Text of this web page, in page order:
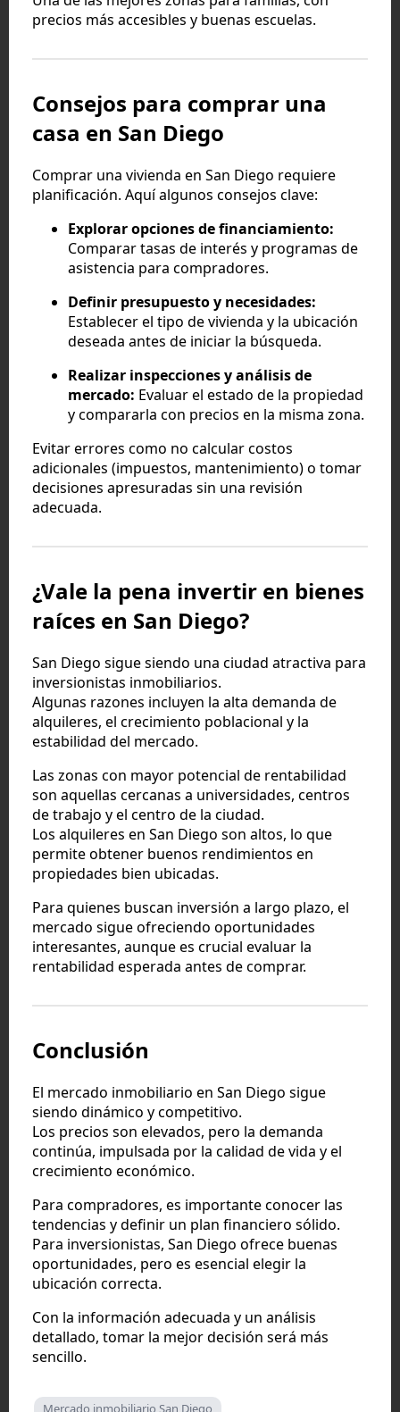
precios más accesibles y buenas escuelas.
Consejos para comprar una
casa en San Diego
Comprar una vivienda en San Diego requiere
planificación. Aquí algunos consejos clave:
Explorar opciones de financiamiento:
Comparar tasas de interés y programas de
asistencia para compradores.
Definir presupuesto y necesidades:
Establecer el tipo de vivienda y la ubicación
deseada antes de iniciar la búsqueda.
Realizar inspecciones y análisis de
mercado: Evaluar el estado de la propiedad
y compararla con precios en la misma zona.
Evitar errores como no calcular costos
adicionales (impuestos, mantenimiento) o tomar
decisiones apresuradas sin una revisión
adecuada.
¿Vale la pena invertir en bienes
raíces en San Diego?
San Diego sigue siendo una ciudad atractiva para
inversionistas inmobiliarios.
Algunas razones incluyen la alta demanda de
alquileres, el crecimiento poblacional y la
estabilidad del mercado.
Las zonas con mayor potencial de rentabilidad
son aquellas cercanas a universidades, centros
de trabajo y el centro de la ciudad.
Los alquileres en San Diego son altos, lo que
permite obtener buenos rendimientos en
propiedades bien ubicadas.
Para quienes buscan inversión a largo plazo, el
mercado sigue ofreciendo oportunidades
interesantes, aunque es crucial evaluar la
rentabilidad esperada antes de comprar.
Conclusión
El mercado inmobiliario en San Diego sigue
siendo dinámico y competitivo.
Los precios son elevados, pero la demanda
continúa, impulsada por la calidad de vida y el
crecimiento económico.
Para compradores, es importante conocer las
tendencias y definir un plan financiero sólido.
Para inversionistas, San Diego ofrece buenas
oportunidades, pero es esencial elegir la
ubicación correcta.
Con la información adecuada y un análisis
detallado, tomar la mejor decisión será más
sencillo.
Mercado inmobiliario San Diego